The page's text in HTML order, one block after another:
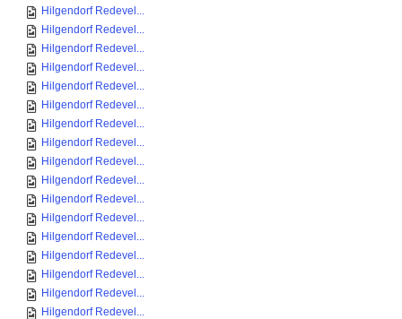
Hilgendorf Redevel...
Hilgendorf Redevel...
Hilgendorf Redevel...
Hilgendorf Redevel...
Hilgendorf Redevel...
Hilgendorf Redevel...
Hilgendorf Redevel...
Hilgendorf Redevel...
Hilgendorf Redevel...
Hilgendorf Redevel...
Hilgendorf Redevel...
Hilgendorf Redevel...
Hilgendorf Redevel...
Hilgendorf Redevel...
Hilgendorf Redevel...
Hilgendorf Redevel...
Hilgendorf Redevel...